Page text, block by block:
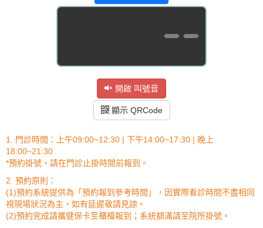
--
開啟 叫號音
顯示 QRCode
1. 門診時間：上午09:00~12:30 | 下午14:00~17:30 | 晚上
18:00~21:30
*預約掛號，請在門診止掛時間前報到。
2. 預約原則：
(1)預約系統提供為「預約報到參考時間」，因實際看診時間不盡相同
視現場狀況為主，如有延遲敬請見諒。
(2)預約完成請攜健保卡至櫃檯報到；系統額滿請至院所掛號。